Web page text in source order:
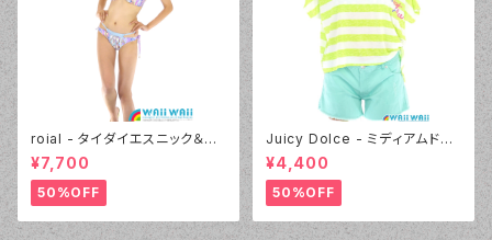
roial - タイダイエスニック＆デ
ニムプリント（24405 - 80:パー
プル）
¥7,700
50%OFF
Juicy Dolce - ミディアムドッ
ト（3405 - 60:グリーン）
¥4,400
50%OFF